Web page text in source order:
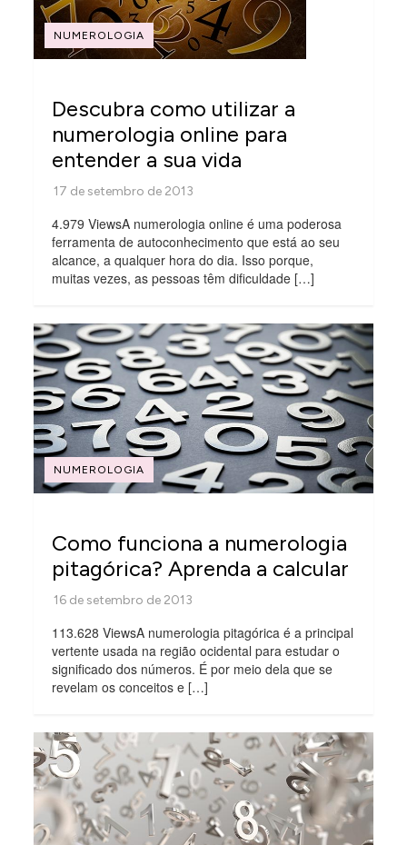
NUMEROLOGIA
Descubra como utilizar a
numerologia online para
entender a sua vida
4.979 ViewsA numerologia online é uma poderosa
ferramenta de autoconhecimento que está ao seu
alcance, a qualquer hora do dia. Isso porque,
muitas vezes, as pessoas têm dificuldade […]
NUMEROLOGIA
Como funciona a numerologia
pitagórica? Aprenda a calcular
113.628 ViewsA numerologia pitagórica é a principal
vertente usada na região ocidental para estudar o
significado dos números. É por meio dela que se
revelam os conceitos e […]